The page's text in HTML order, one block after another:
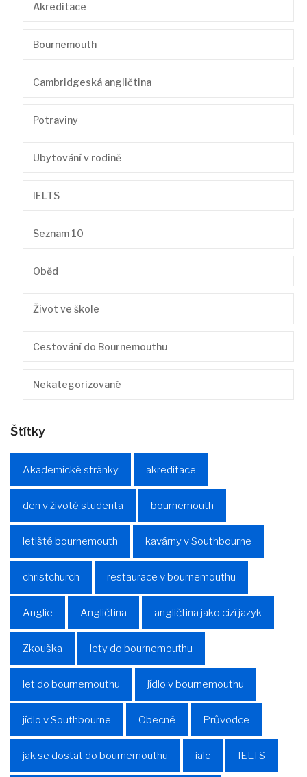
Akreditace
Bournemouth
Cambridgeská angličtina
Potraviny
Ubytování v rodině
IELTS
Seznam 10
Oběd
Život ve škole
Cestování do Bournemouthu
Nekategorizované
Štítky
Akademické stránky akreditace
den v životě studenta bournemouth
letiště bournemouth kavárny v Southbourne
christchurch restaurace v bournemouthu
Anglie Angličtina angličtina jako cizí jazyk
Zkouška lety do bournemouthu
let do bournemouthu jídlo v bournemouthu
jídlo v Southbourne Obecné Průvodce
jak se dostat do bournemouthu ialc IELTS